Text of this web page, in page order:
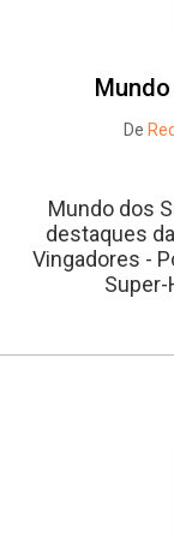
De
Mundo dos
destaques
Vingadores -
Super-